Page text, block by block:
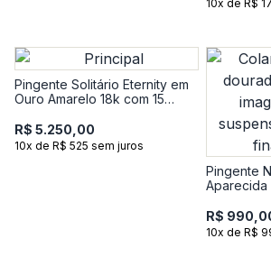
10x de R$
Pingente Solitário Eternity em
Ouro Amarelo 18k com 15
R$ 5.250,00
10x de R$ 525 sem juros
Pingente
Aparecida
R$
10x de R$